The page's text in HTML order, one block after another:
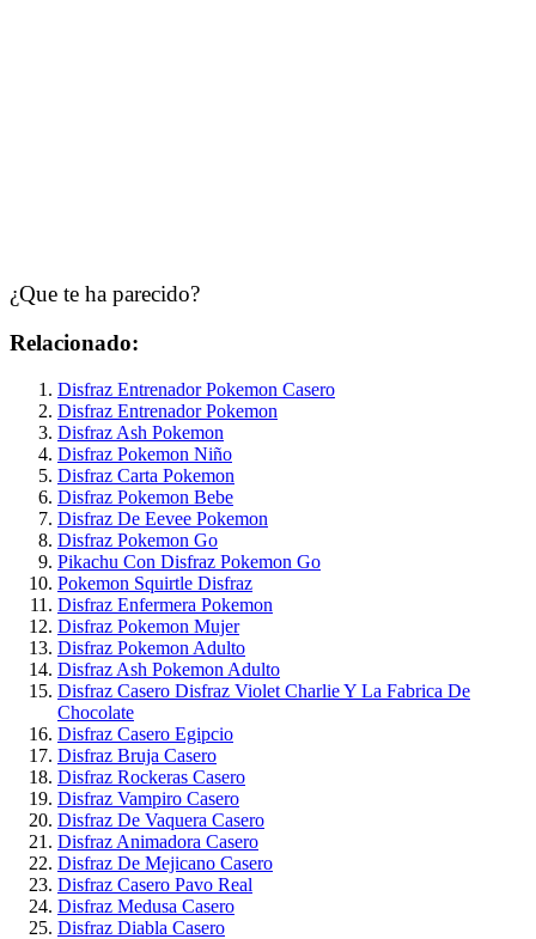
¿Que te ha parecido?
Relacionado:
Disfraz Entrenador Pokemon Casero
Disfraz Entrenador Pokemon
Disfraz Ash Pokemon
Disfraz Pokemon Niño
Disfraz Carta Pokemon
Disfraz Pokemon Bebe
Disfraz De Eevee Pokemon
Disfraz Pokemon Go
Pikachu Con Disfraz Pokemon Go
Pokemon Squirtle Disfraz
Disfraz Enfermera Pokemon
Disfraz Pokemon Mujer
Disfraz Pokemon Adulto
Disfraz Ash Pokemon Adulto
Disfraz Casero Disfraz Violet Charlie Y La Fabrica De
Chocolate
Disfraz Casero Egipcio
Disfraz Bruja Casero
Disfraz Rockeras Casero
Disfraz Vampiro Casero
Disfraz De Vaquera Casero
Disfraz Animadora Casero
Disfraz De Mejicano Casero
Disfraz Casero Pavo Real
Disfraz Medusa Casero
Disfraz Diabla Casero